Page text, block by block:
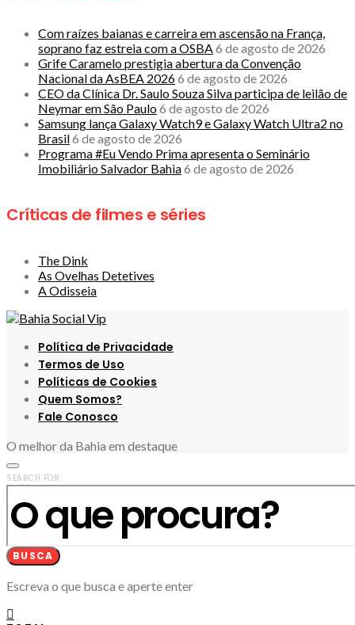
Com raízes baianas e carreira em ascensão na França,
soprano faz estreia com a OSBA6 de agosto de 2026
Grife Caramelo prestigia abertura da Convenção
Nacional da AsBEA 20266 de agosto de 2026
CEO da Clínica Dr. Saulo Souza Silva participa de leilão de
Neymar em São Paulo6 de agosto de 2026
Samsung lança Galaxy Watch9 e Galaxy Watch Ultra2 no
Brasil6 de agosto de 2026
Programa #Eu Vendo Prima apresenta o Seminário
Imobiliário Salvador Bahia6 de agosto de 2026
Críticas de filmes e séries
The Dink
As Ovelhas Detetives
A Odisseia
Política de Privacidade
Termos de Uso
Políticas de Cookies
Quem Somos?
Fale Conosco
O melhor da Bahia em destaque
SEARCH FOR:
BUSCA
Escreva o que busca e aperte enter